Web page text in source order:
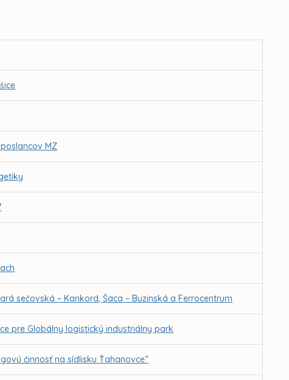
MZ
sečovská – Kankord, Šaca – Buzinská a Ferrocentrum
pre Globálny logistický industriálny park
činnosť na sídlisku Ťahanovce“